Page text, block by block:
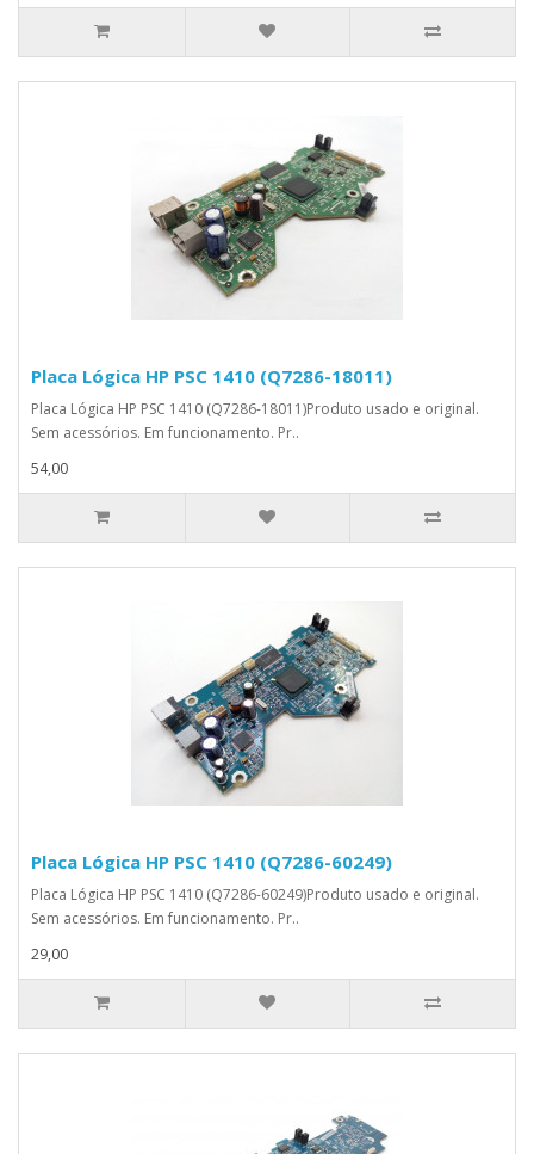
Placa Lógica HP PSC 1410 (Q7286-18011)
Placa Lógica HP PSC 1410 (Q7286-18011)Produto usado e original.
Sem acessórios. Em funcionamento. Pr..
54,00
Placa Lógica HP PSC 1410 (Q7286-60249)
Placa Lógica HP PSC 1410 (Q7286-60249)Produto usado e original.
Sem acessórios. Em funcionamento. Pr..
29,00